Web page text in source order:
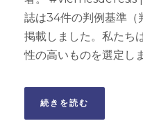
誌は34件の判例基準（
掲載しました。私たち
性の高いものを選定し
続きを読む